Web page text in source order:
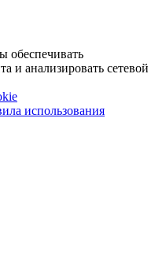
обеспечивать
и анализировать сетевой
использования